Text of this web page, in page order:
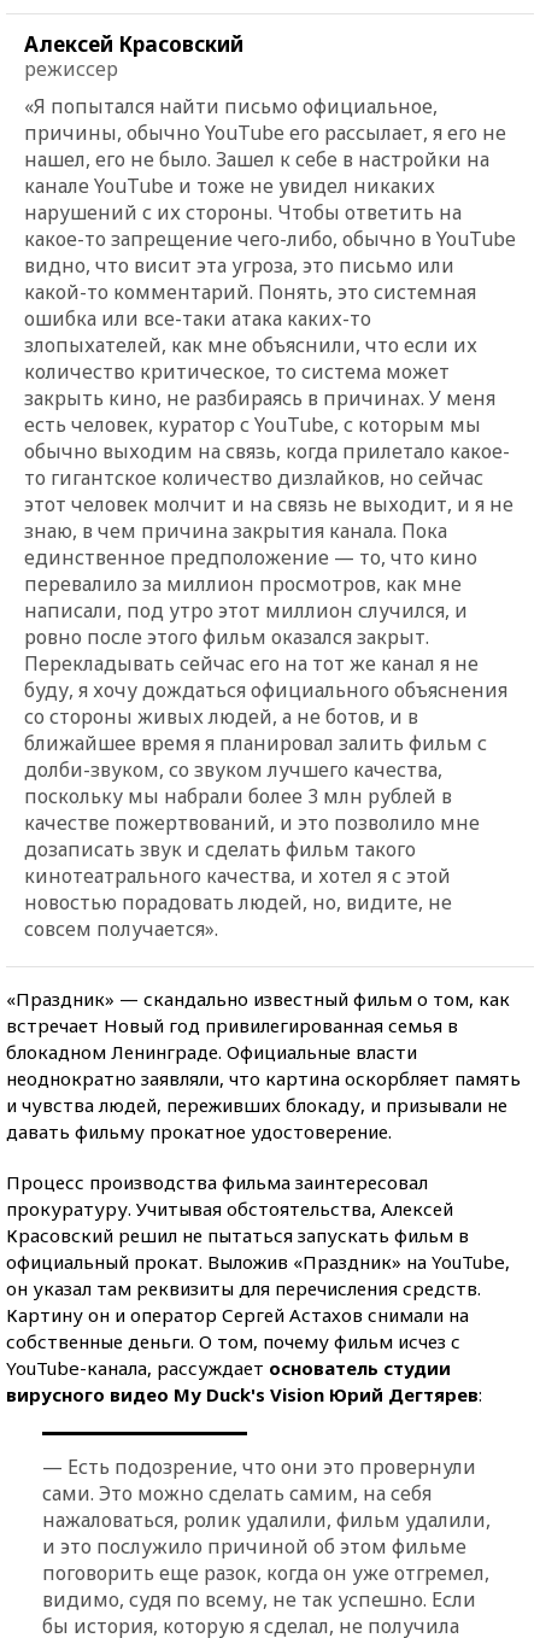
Алексей Красовский
режиссер
«Я попытался найти письмо официальное,
причины, обычно YouTube его рассылает, я его не
нашел, его не было. Зашел к себе в настройки на
канале YouTube и тоже не увидел никаких
нарушений с их стороны. Чтобы ответить на
какое-то запрещение чего-либо, обычно в YouTube
видно, что висит эта угроза, это письмо или
какой-то комментарий. Понять, это системная
ошибка или все-таки атака каких-то
злопыхателей, как мне объяснили, что если их
количество критическое, то система может
закрыть кино, не разбираясь в причинах. У меня
есть человек, куратор с YouTube, с которым мы
обычно выходим на связь, когда прилетало какое-
то гигантское количество дизлайков, но сейчас
этот человек молчит и на связь не выходит, и я не
знаю, в чем причина закрытия канала. Пока
единственное предположение — то, что кино
перевалило за миллион просмотров, как мне
написали, под утро этот миллион случился, и
ровно после этого фильм оказался закрыт.
Перекладывать сейчас его на тот же канал я не
буду, я хочу дождаться официального объяснения
со стороны живых людей, а не ботов, и в
ближайшее время я планировал залить фильм с
долби-звуком, со звуком лучшего качества,
поскольку мы набрали более 3 млн рублей в
качестве пожертвований, и это позволило мне
дозаписать звук и сделать фильм такого
кинотеатрального качества, и хотел я с этой
новостью порадовать людей, но, видите, не
совсем получается».
«Праздник» — скандально известный фильм о том, как
встречает Новый год привилегированная семья в
блокадном Ленинграде. Официальные власти
неоднократно заявляли, что картина оскорбляет память
и чувства людей, переживших блокаду, и призывали не
давать фильму прокатное удостоверение.
Процесс производства фильма заинтересовал
прокуратуру. Учитывая обстоятельства, Алексей
Красовский решил не пытаться запускать фильм в
официальный прокат. Выложив «Праздник» на YouTube,
он указал там реквизиты для перечисления средств.
Картину он и оператор Сергей Астахов снимали на
собственные деньги. О том, почему фильм исчез с
YouTube-канала, рассуждает основатель студии
вирусного видео My Duck's Vision Юрий Дегтярев:
— Есть подозрение, что они это провернули
сами. Это можно сделать самим, на себя
нажаловаться, ролик удалили, фильм удалили,
и это послужило причиной об этом фильме
поговорить еще разок, когда он уже отгремел,
видимо, судя по всему, не так успешно. Если
бы история, которую я сделал, не получила